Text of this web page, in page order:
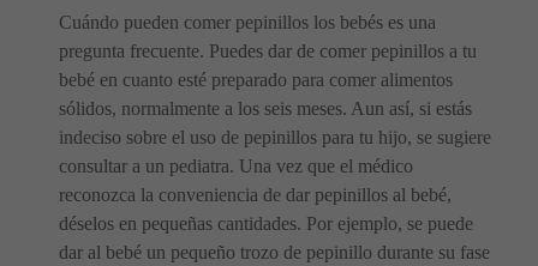
Cuándo pueden comer pepinillos los bebés es una
pregunta frecuente. Puedes dar de comer pepinillos a tu
bebé en cuanto esté preparado para comer alimentos
sólidos, normalmente a los seis meses. Aun así, si estás
indeciso sobre el uso de pepinillos para tu hijo, se sugiere
consultar a un pediatra. Una vez que el médico
reconozca la conveniencia de dar pepinillos al bebé,
déselos en pequeñas cantidades. Por ejemplo, se puede
dar al bebé un pequeño trozo de pepinillo durante su fase